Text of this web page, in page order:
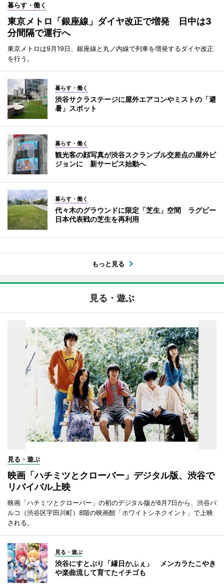
暮らす・働く
東京メトロ「銀座線」ダイヤ改正で増発 日中は3
分間隔で運行へ
東京メトロは9月19日、銀座線と丸ノ内線で列車を増発するダイヤ改正
を行う。
暮らす・働く
渋谷サクラステージに屋外エアコンやミストの「避
暑」スポット
暮らす・働く
観光客の顔写真が渋谷スクランブル交差点の屋外ビ
ジョンに 新サービス始動へ
暮らす・働く
代々木のグラウンドに限定「芝生」空間 ラグビー
日本代表戦の芝生を再利用
もっと見る
見る・遊ぶ
見る・遊ぶ
映画「ハチミツとクローバー」デジタル版、渋谷で
リバイバル上映
映画「ハチミツとクローバー」の初のデジタル版が8月7日から、渋谷パ
ルコ（渋谷区宇田川町）8階の映画館「ホワイトシネクイント」で上映
される。
見る・遊ぶ
渋谷にすとぷり「縁日かふぇ」 メンカラたこやき
や楽曲流して育てたイチゴも